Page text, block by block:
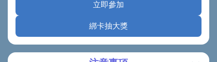
立即參加
綁卡抽大獎